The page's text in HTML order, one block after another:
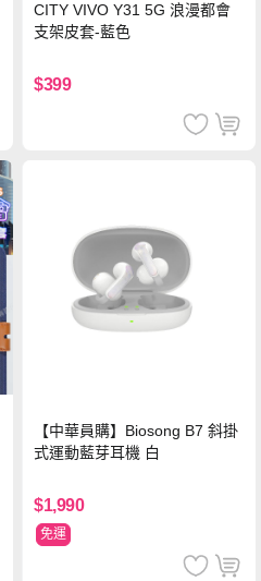
CITY VIVO Y31 5G 浪漫都會
支架皮套-藍色
$399
【中華員購】Biosong B7 斜掛
式運動藍芽耳機 白
$1,990
免運